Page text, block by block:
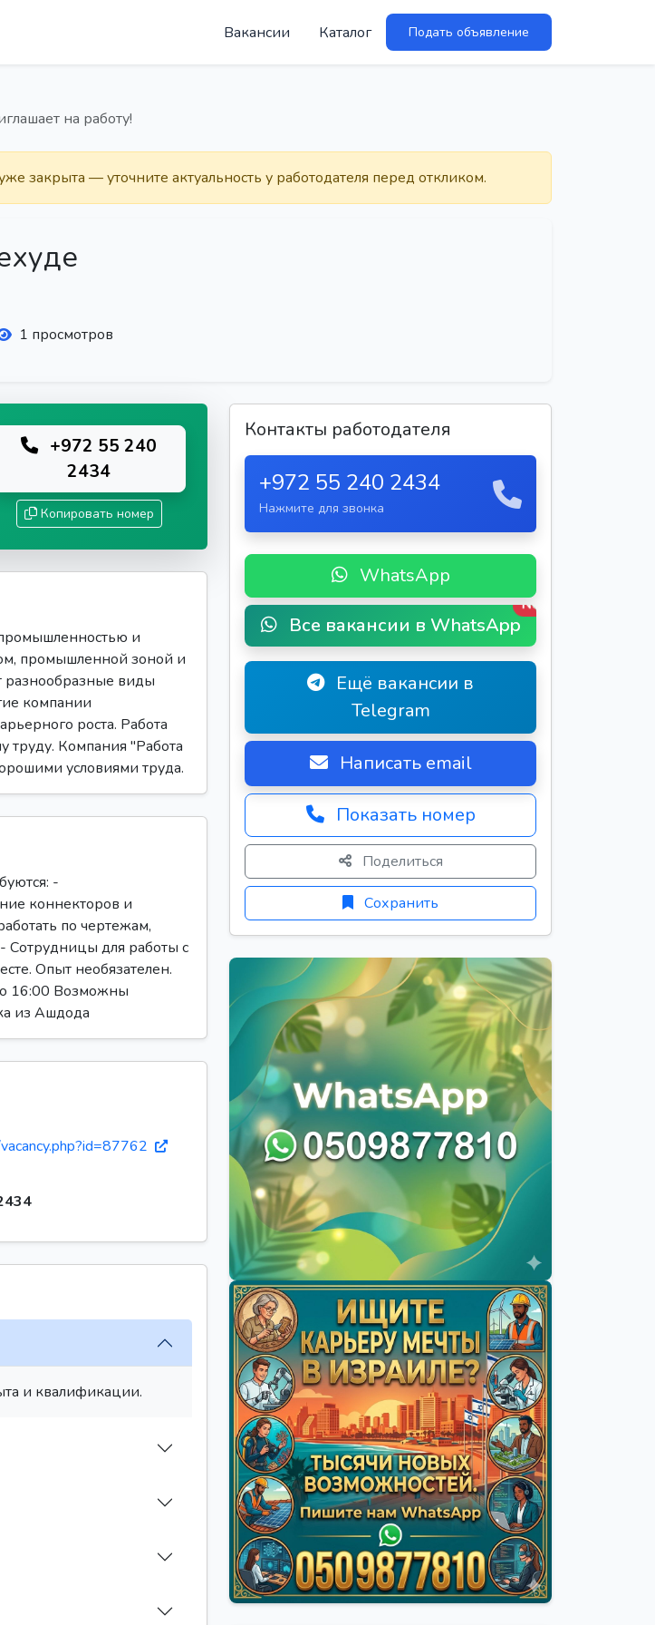
Вакансии Каталог Подать объявление
на работу!
закрыта — уточните актуальность у работодателя перед откликом.
1 просмотров
+972 55 240
2434
Копировать номер
и
промышленной зоной и
разнообразные виды
компании
роста. Работа
труду. Компания "Работа
условиями труда.
-
коннекторов и
по чертежам,
Сотрудницы для работы с
Опыт необязателен.
16:00 Возможны
из Ашдода
и квалификации.
Контакты работодателя
+972 55 240 2434
Нажмите для звонка
WhatsApp
Все вакансии в WhatsApp
New
Ещё вакансии в
Telegram
Написать email
Показать номер
Поделиться
Сохранить